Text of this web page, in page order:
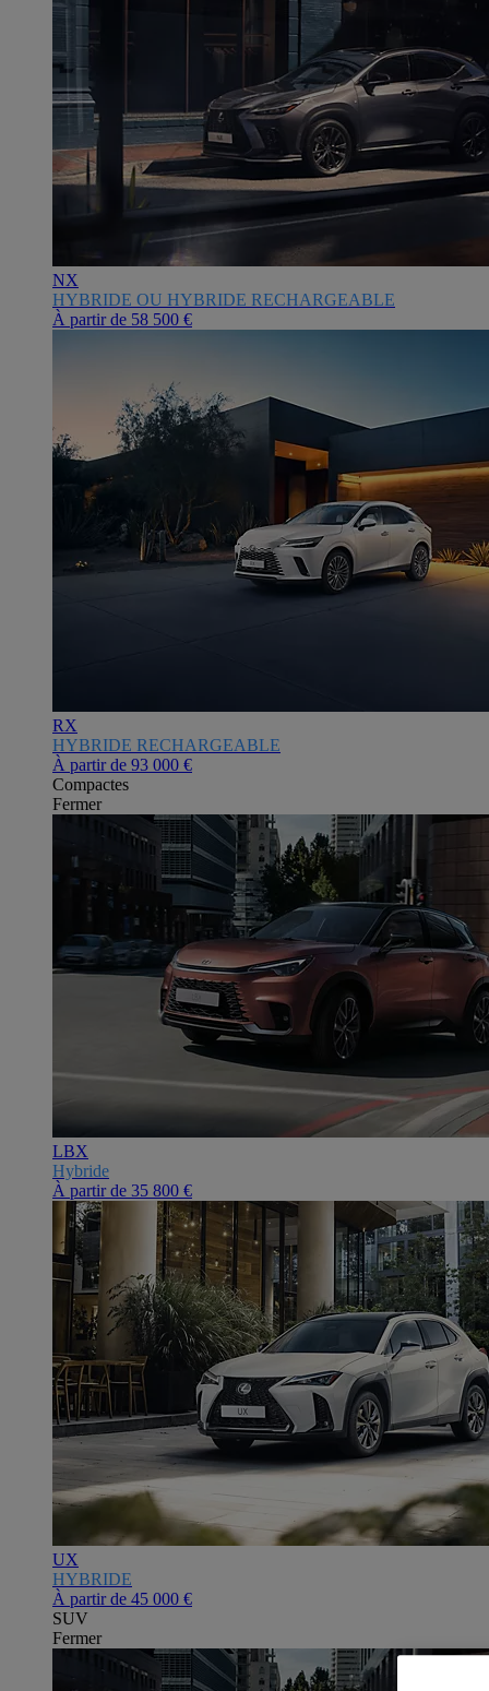
NX
HYBRIDE OU HYBRIDE RECHARGEABLE
À partir de 58 500 €
RX
HYBRIDE RECHARGEABLE
À partir de 93 000 €
Compactes
Fermer
LBX
Hybride
À partir de 35 800 €
UX
HYBRIDE
À partir de 45 000 €
SUV
Fermer